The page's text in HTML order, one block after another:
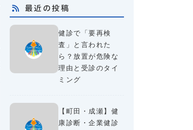
最近の投稿
健診で「要再検
査」と言われた
ら？放置が危険な
理由と受診のタイ
ミング
【町田・成瀬】健
康診断・企業健診